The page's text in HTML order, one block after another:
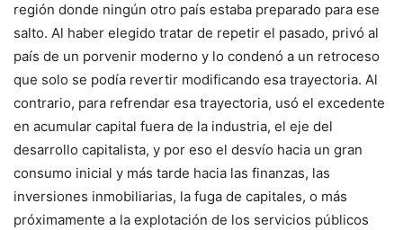
región donde ningún otro país estaba preparado para ese
salto. Al haber elegido tratar de repetir el pasado, privó al
país de un porvenir moderno y lo condenó a un retroceso
que solo se podía revertir modificando esa trayectoria. Al
contrario, para refrendar esa trayectoria, usó el excedente
en acumular capital fuera de la industria, el eje del
desarrollo capitalista, y por eso el desvío hacia un gran
consumo inicial y más tarde hacia las finanzas, las
inversiones inmobiliarias, la fuga de capitales, o más
próximamente a la explotación de los servicios públicos